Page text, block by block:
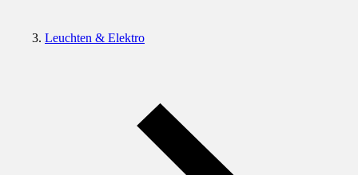
Leuchten & Elektro